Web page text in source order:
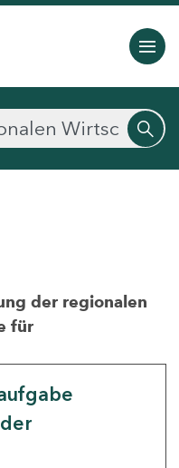
der regionalen
für